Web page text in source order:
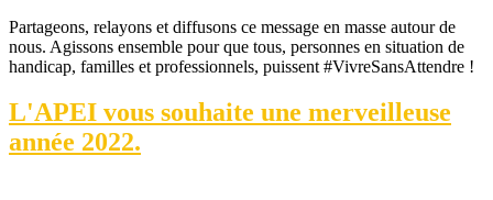
Partageons, relayons et diffusons ce message en masse autour de
nous. Agissons ensemble pour que tous, personnes en situation de
handicap, familles et professionnels, puissent #VivreSansAttendre !
L'APEI vous souhaite une merveilleuse
année 2022.